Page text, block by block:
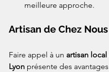
meilleure approche.
Artisan de Chez Nous
Faire appel à un artisan local
Lyon présente des